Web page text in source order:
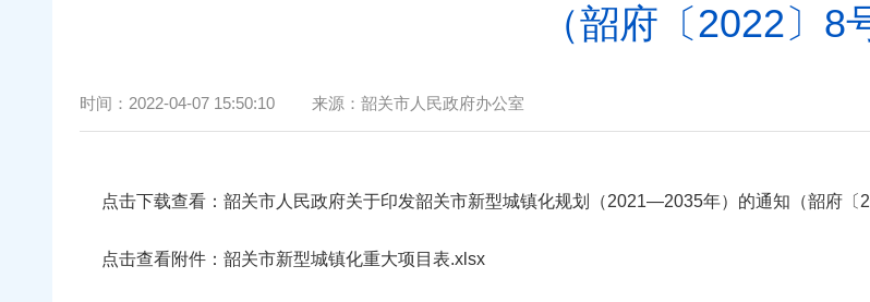
（韶府〔2022〕8
时间： 2022-04-07 15:50:10 来源： 韶关市人民政府办公室
点击下载查看： 韶关市人民政府关于印发韶关市新型城镇化规划（2021—2035年）的通知（韶府〔
点击查看附件： 韶关市新型城镇化重大项目表.xlsx